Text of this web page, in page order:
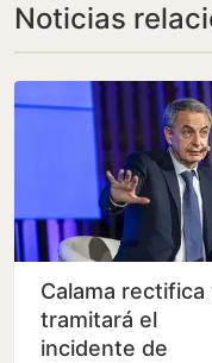
Noticias
Calama rectifica
tramitará el
incidente de